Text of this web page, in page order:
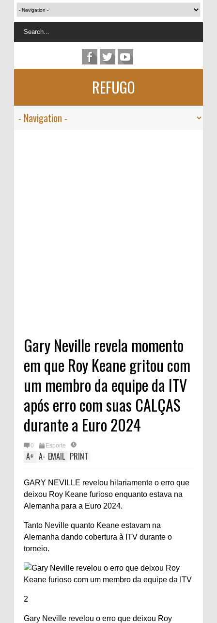
REFUGO
Gary Neville revela momento
em que Roy Keane gritou com
um membro da equipe da ITV
após erro com suas CALÇAS
durante a Euro 2024
0 Esporte
A+ A- EMAIL PRINT
GARY NEVILLE revelou hilariamente o erro que
deixou Roy Keane furioso enquanto estava na
Alemanha para a Euro 2024.
Tanto Neville quanto Keane estavam na
Alemanha dando cobertura à ITV durante o
torneio.
2
Gary Neville revelou o erro que deixou Roy